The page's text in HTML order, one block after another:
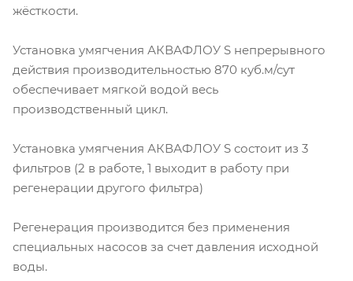
жёсткости.
Установка умягчения АКВАФЛОУ S непрерывного
действия производительностью 870 куб.м/сут
обеспечивает мягкой водой весь
производственный цикл.
Установка умягчения АКВАФЛОУ S состоит из 3
фильтров (2 в работе, 1 выходит в работу при
регенерации другого фильтра)
Регенерация производится без применения
специальных насосов за счет давления исходной
воды.